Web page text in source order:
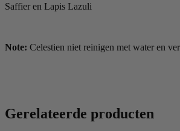
Saffier en Lapis Lazuli
Note: Celestien niet reinigen met water en
Gerelateerde producten